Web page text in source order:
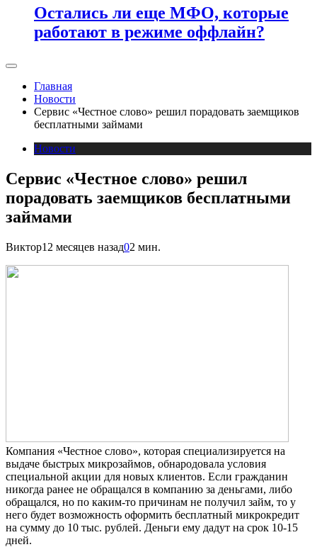
Остались ли еще МФО, которые
работают в режиме оффлайн?
Главная
Новости
Сервис «Честное слово» решил порадовать заемщиков
бесплатными займами
Новости
Сервис «Честное слово» решил
порадовать заемщиков бесплатными
займами
Виктор12 месяцев назад02 мин.
Компания «Честное слово», которая специализируется на
выдаче быстрых микрозаймов, обнародовала условия
специальной акции для новых клиентов. Если гражданин
никогда ранее не обращался в компанию за деньгами, либо
обращался, но по каким-то причинам не получил займ, то у
него будет возможность оформить бесплатный микрокредит
на сумму до 10 тыс. рублей. Деньги ему дадут на срок 10-15
дней.